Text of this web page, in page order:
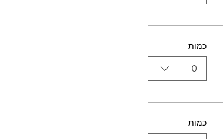
כמות
0
כמות